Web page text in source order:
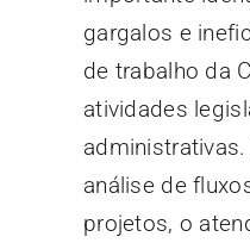
gargalos e
de trabalho da
atividades
análise de
projetos, o